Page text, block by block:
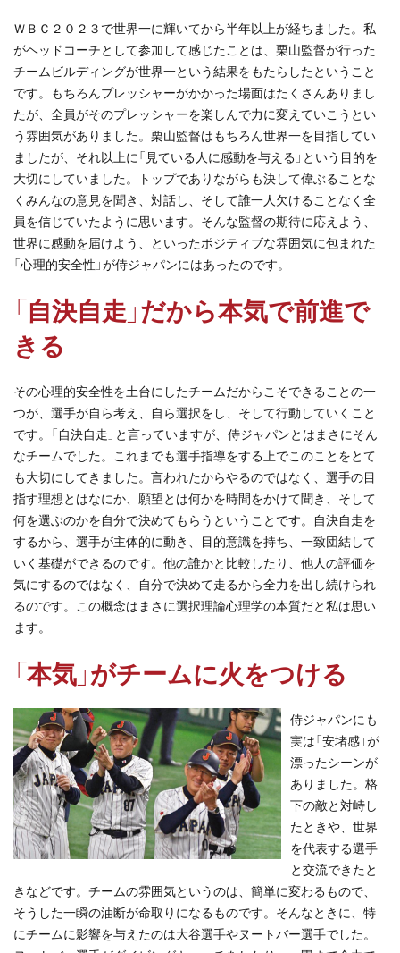
ＷＢＣ２０２３で世界一に輝いてから半年以上が経ちました。私
がヘッドコーチとして参加して感じたことは、栗山監督が行った
チームビルディングが世界一という結果をもたらしたということ
です。もちろんプレッシャーがかかった場面はたくさんありまし
たが、全員がそのプレッシャーを楽しんで力に変えていこうとい
う雰囲気がありました。栗山監督はもちろん世界一を目指してい
ましたが、それ以上に「見ている人に感動を与える」という目的を
大切にしていました。トップでありながらも決して偉ぶることな
くみんなの意見を聞き、対話し、そして誰一人欠けることなく全
員を信じていたように思います。そんな監督の期待に応えよう、
世界に感動を届けよう、といったポジティブな雰囲気に包まれた
「心理的安全性」が侍ジャパンにはあったのです。
「自決自走」だから本気で前進で
きる
その心理的安全性を土台にしたチームだからこそできることの一
つが、選手が自ら考え、自ら選択をし、そして行動していくこと
です。「自決自走」と言っていますが、侍ジャパンとはまさにそん
なチームでした。これまでも選手指導をする上でこのことをとて
も大切にしてきました。言われたからやるのではなく、選手の目
指す理想とはなにか、願望とは何かを時間をかけて聞き、そして
何を選ぶのかを自分で決めてもらうということです。自決自走を
するから、選手が主体的に動き、目的意識を持ち、一致団結して
いく基礎ができるのです。他の誰かと比較したり、他人の評価を
気にするのではなく、自分で決めて走るから全力を出し続けられ
るのです。この概念はまさに選択理論心理学の本質だと私は思い
ます。
「本気」がチームに火をつける
侍ジャパンにも
実は「安堵感」が
漂ったシーンが
ありました。格
下の敵と対峙し
たときや、世界
を代表する選手
と交流できたと
きなどです。チームの雰囲気というのは、簡単に変わるもので、
そうした一瞬の油断が命取りになるものです。そんなときに、特
にチームに影響を与えたのは大谷選手やヌートバー選手でした。